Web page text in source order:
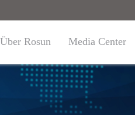
Über Rosun Media Center